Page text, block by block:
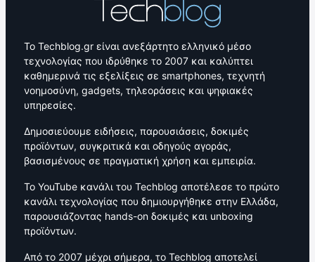
Το Techblog.gr είναι ανεξάρτητο ελληνικό μέσο
τεχνολογίας που ιδρύθηκε το 2007 και καλύπτει
καθημερινά τις εξελίξεις σε smartphones, τεχνητή
νοημοσύνη, gadgets, τηλεοράσεις και ψηφιακές
υπηρεσίες.
Δημοσιεύουμε ειδήσεις, παρουσιάσεις, δοκιμές
προϊόντων, συγκριτικά και οδηγούς αγοράς,
βασισμένους σε πραγματική χρήση και εμπειρία.
Το YouTube κανάλι του Techblog αποτέλεσε το πρώτο
κανάλι τεχνολογίας που δημιουργήθηκε στην Ελλάδα,
παρουσιάζοντας hands-on δοκιμές και unboxing
προϊόντων.
Από το 2007 μέχρι σήμερα, το Techblog αποτελεί